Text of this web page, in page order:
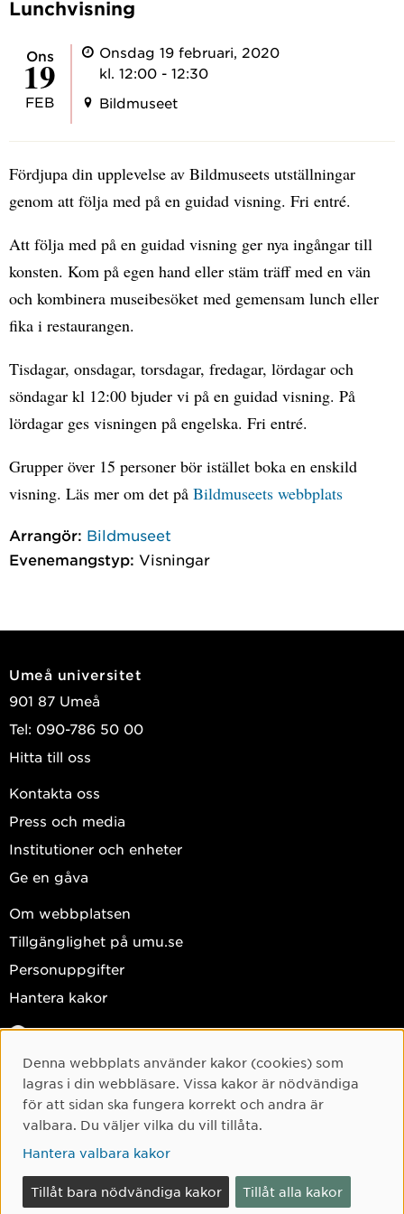
Lunchvisning
ons
19
FEB
Onsdag 19 februari, 2020
kl. 12:00 - 12:30
Bildmuseet
Fördjupa din upplevelse av Bildmuseets utställningar
genom att följa med på en guidad visning. Fri entré.
Att följa med på en guidad visning ger nya ingångar till
konsten. Kom på egen hand eller stäm träff med en vän
och kombinera museibesöket med gemensam lunch eller
fika i restaurangen.
Tisdagar, onsdagar, torsdagar, fredagar, lördagar och
söndagar kl 12:00 bjuder vi på en guidad visning. På
lördagar ges visningen på engelska. Fri entré.
Grupper över 15 personer bör istället boka en enskild
visning. Läs mer om det på Bildmuseets webbplats
Arrangör: Bildmuseet
Evenemangstyp: Visningar
Umeå universitet
901 87 Umeå
Tel: 090-786 50 00
Hitta till oss
Kontakta oss
Press och media
Institutioner och enheter
Ge en gåva
Om webbplatsen
Tillgänglighet på umu.se
Personuppgifter
Hantera kakor
Facebook
Instagram
TikTok
Youtube
Cookie-samtycke
Denna webbplats använder kakor (cookies) som
lagras i din webbläsare. Vissa kakor är nödvändiga
för att sidan ska fungera korrekt och andra är
valbara. Du väljer vilka du vill tillåta.
Hantera valbara kakor
Tillåt bara nödvändiga kakor Tillåt alla kakor